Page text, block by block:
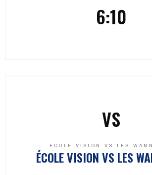
6:10
VS
ÉCOLE VISION VS LES
ÉCOLE VISIONVS LES